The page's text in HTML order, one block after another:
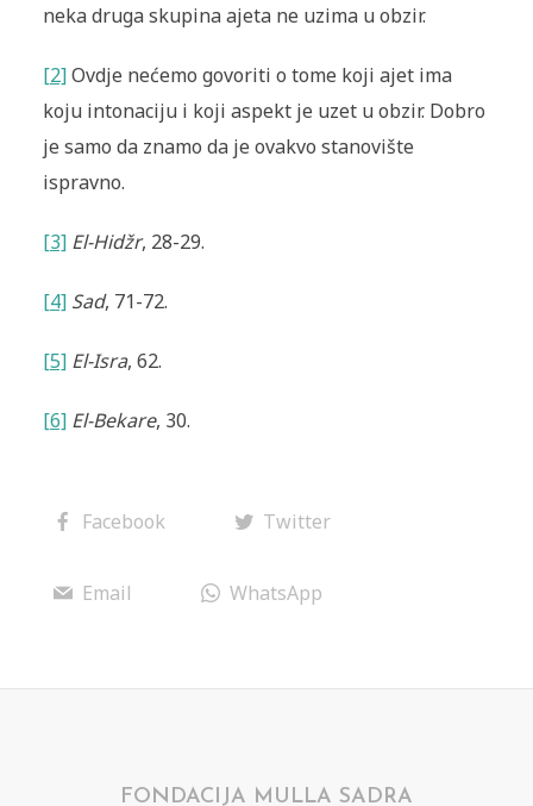
neka druga skupina ajeta ne uzima u obzir.
[2]Ovdje nećemo govoriti o tome koji ajet ima
koju intonaciju i koji aspekt je uzet u obzir. Dobro
je samo da znamo da je ovakvo stanovište
ispravno.
[3] El-Hidžr, 28-29.
[4] Sad, 71-72.
[5] El-Isra, 62.
[6] El-Bekare, 30.
Facebook Twitter
Email WhatsApp
FONDACIJA MULLA SADRA